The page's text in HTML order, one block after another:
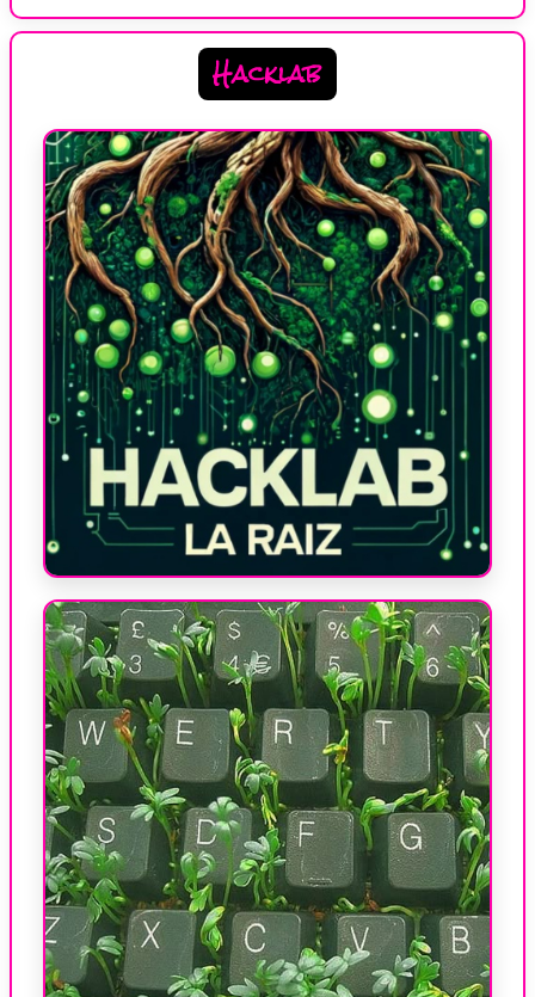
Hacklab